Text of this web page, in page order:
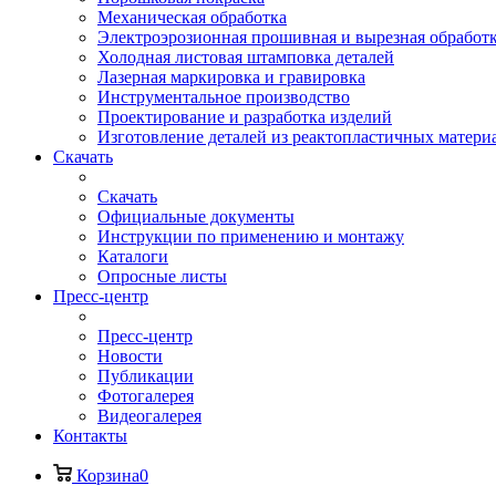
Механическая обработка
Электроэрозионная прошивная и вырезная
Холодная листовая штамповка деталей
Лазерная маркировка и гравировка
Инструментальное производство
Проектирование и разработка изделий
Изготовление деталей из реактопластичных
Скачать
Скачать
Официальные документы
Инструкции по применению и монтажу
Каталоги
Опросные листы
Пресс-центр
Пресс-центр
Новости
Публикации
Фотогалерея
Видеогалерея
Контакты
Корзина0